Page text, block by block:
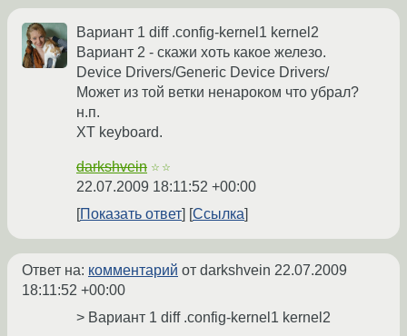
Вариант 1 diff .config-kernel1 kernel2
Вариант 2 - скажи хоть какое железо.
Device Drivers/Generic Device Drivers/
Может из той ветки ненароком что убрал?
н.п.
XT keyboard.
darkshvein ☆☆
22.07.2009 18:11:52 +00:00
Показать ответ
Ссылка
Ответ на: комментарий от darkshvein 22.07.2009
18:11:52 +00:00
> Вариант 1 diff .config-kernel1 kernel2